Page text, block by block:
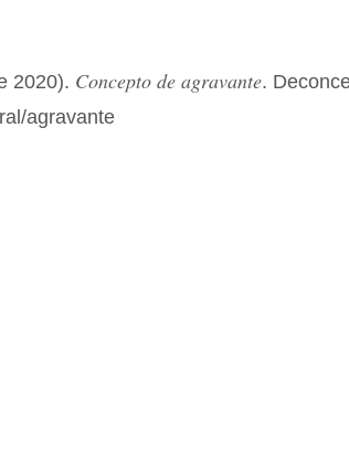
2020). Concepto de agravante.
agravante